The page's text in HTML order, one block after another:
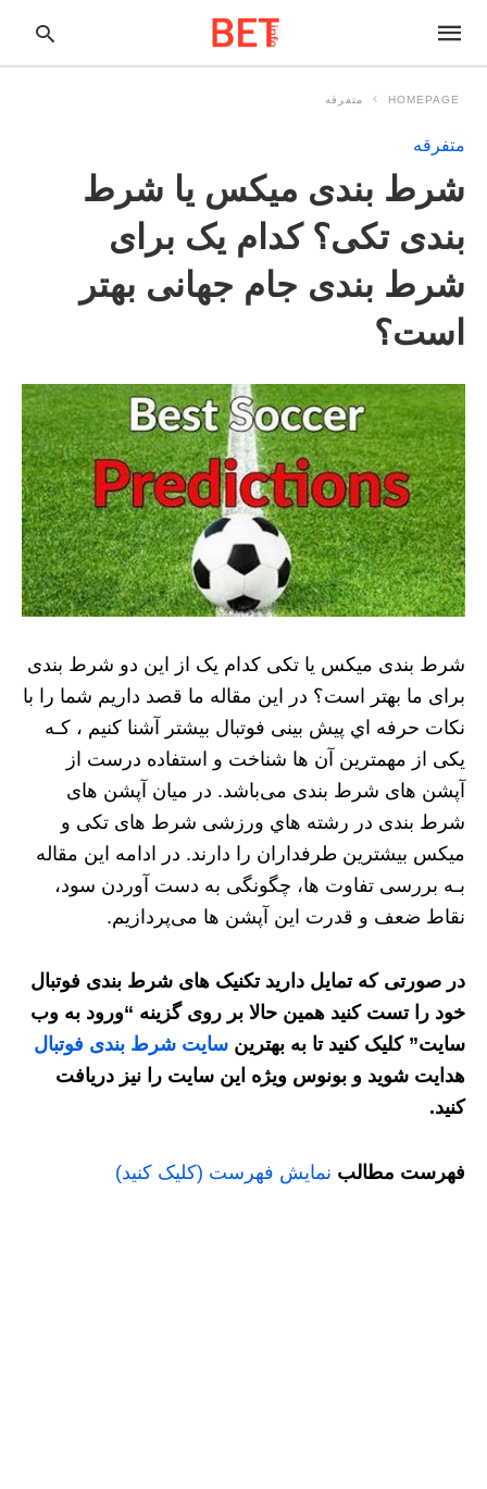
HOMEPAGE متفرقه
متفرقه
شرط بندی میکس یا شرط
بندی تکی؟ کدام یک برای
شرط بندی جام جهانی بهتر
است؟
شرط بندی میکس یا تکی کدام یک از این دو شرط بندی
برای ما بهتر است؟ در این مقاله ما قصد داریم شما را با
نکات حرفه اي پیش بینی فوتبال بیشتر آشنا کنیم ، کـه
یکی از مهمترین آن ها شناخت و استفاده درست از
آپشن های شرط بندی می‌باشد. در میان آپشن های
شرط بندی در رشته هاي‌ ورزشی شرط های تکی و
میکس بیشترین طرفداران را دارند. در ادامه این مقاله
بـه بررسی تفاوت ها، چگونگی به دست آوردن سود،
نقاط ضعف و قدرت این آپشن ها می‌پردازیم.
در صورتی که تمایل دارید تکنیک های شرط بندی فوتبال
خود را تست کنید همین حالا بر روی گزینه “ورود به وب
سایت” کلیک کنید تا به بهترین سایت شرط بندی فوتبال
هدایت شوید و بونوس ویژه این سایت را نیز دریافت
کنید.
فهرست مطالب نمایش فهرست (کلیک کنید)